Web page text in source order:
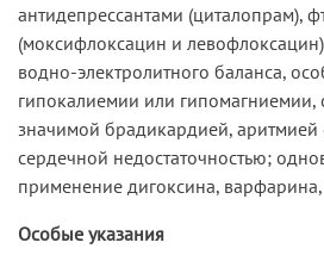
антидепрессантами (циталопрам),
(моксифлоксацин и
водно-электролитного баланса,
гипокалиемии или гипомагниемии,
значимой брадикардией, аритмией
сердечной недостаточностью;
применение дигоксина,
Особые указания